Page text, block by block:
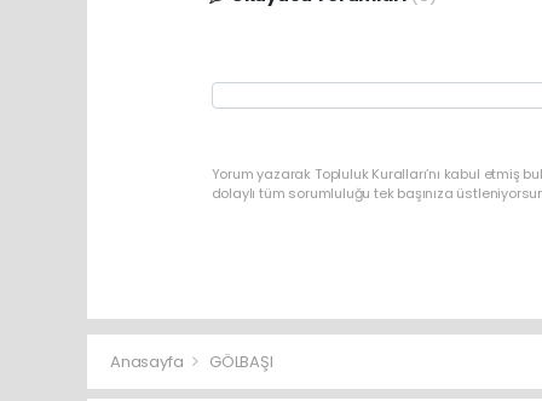
Yorum yazarak Topluluk Kuralları’nı kabul etmiş
dolaylı tüm sorumluluğu tek başınıza
Anasayfa GÖLBAŞI